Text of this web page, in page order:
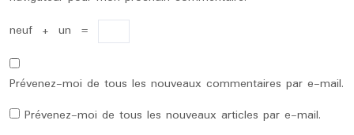
neuf + un =
Prévenez-moi de tous les nouveaux commentaires par e-mail.
Prévenez-moi de tous les nouveaux articles par e-mail.